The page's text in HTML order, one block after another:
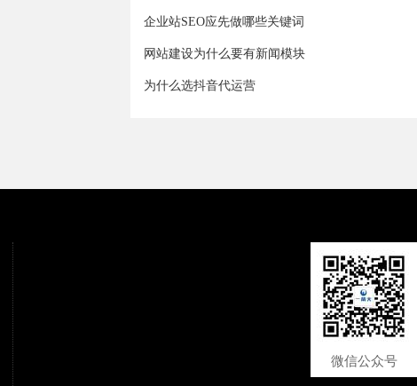
企业站SEO应先做哪些关键词
网站建设为什么要有新闻模块
为什么选抖音代运营
微信公众号